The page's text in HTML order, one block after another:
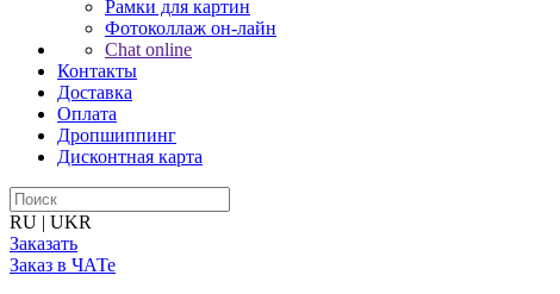
Рамки для картин
Фотоколлаж он-лайн
Chat online
Контакты
Доставка
Оплата
Дропшиппинг
Дисконтная карта
RU | UKR
Заказать
Заказ в ЧАТе